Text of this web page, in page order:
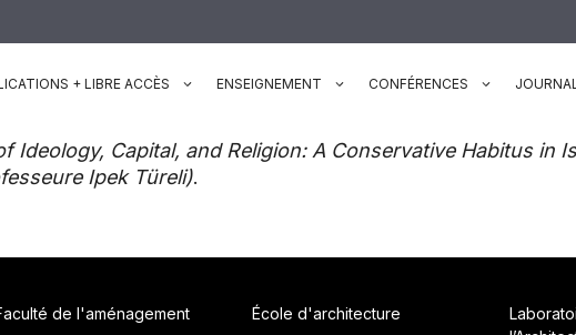
+ LIBRE ACCÈS ENSEIGNEMENT CONFÉRENCES
Ideology, Capital, and Religion: A Conservative Habitus in
Ipek Türeli).
de l'aménagement École d'architecture